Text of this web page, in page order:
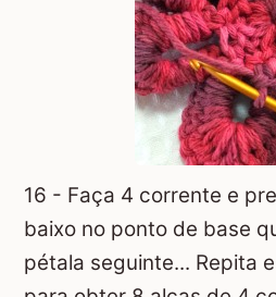
16 - Faça 4 corrente e
baixo no ponto de base
pétala seguinte... Repita